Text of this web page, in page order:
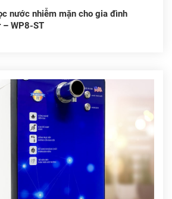
nước nhiễm mặn cho gia đình
Wepar – WP8-ST